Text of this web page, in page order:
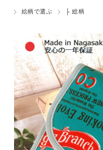
絵柄で選ぶ ├ 総柄